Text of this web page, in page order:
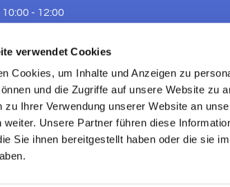
verwendet Cookies
Cookies, um Inhalte und Anzeigen zu
und die Zugriffe auf unsere Website zu
zu Ihrer Verwendung unserer Website an
weiter. Unsere Partner führen diese
Sie ihnen bereitgestellt haben oder die sie
10:00 - 12:00